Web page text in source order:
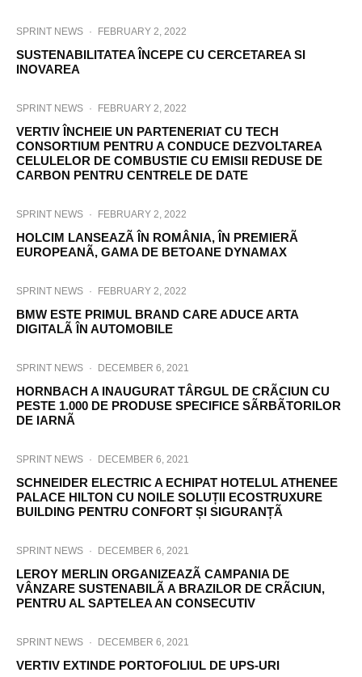
SPRINT NEWS · FEBRUARY 2, 2022
SUSTENABILITATEA ÎNCEPE CU CERCETAREA SI
INOVAREA
SPRINT NEWS · FEBRUARY 2, 2022
VERTIV ÎNCHEIE UN PARTENERIAT CU TECH
CONSORTIUM PENTRU A CONDUCE DEZVOLTAREA
CELULELOR DE COMBUSTIE CU EMISII REDUSE DE
CARBON PENTRU CENTRELE DE DATE
SPRINT NEWS · FEBRUARY 2, 2022
HOLCIM LANSEAZÃ ÎN ROMÂNIA, ÎN PREMIERÃ
EUROPEANÃ, GAMA DE BETOANE DYNAMAX
SPRINT NEWS · FEBRUARY 2, 2022
BMW ESTE PRIMUL BRAND CARE ADUCE ARTA
DIGITALÃ ÎN AUTOMOBILE
SPRINT NEWS · DECEMBER 6, 2021
HORNBACH A INAUGURAT TÂRGUL DE CRÃCIUN CU
PESTE 1.000 DE PRODUSE SPECIFICE SÃRBÃTORILOR
DE IARNÃ
SPRINT NEWS · DECEMBER 6, 2021
SCHNEIDER ELECTRIC A ECHIPAT HOTELUL ATHENEE
PALACE HILTON CU NOILE SOLUȚII ECOSTRUXURE
BUILDING PENTRU CONFORT ȘI SIGURANȚÃ
SPRINT NEWS · DECEMBER 6, 2021
LEROY MERLIN ORGANIZEAZÃ CAMPANIA DE
VÂNZARE SUSTENABILÃ A BRAZILOR DE CRÃCIUN,
PENTRU AL SAPTELEA AN CONSECUTIV
SPRINT NEWS · DECEMBER 6, 2021
VERTIV EXTINDE PORTOFOLIUL DE UPS-URI